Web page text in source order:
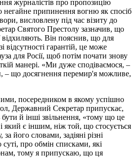
журналістів про пропозицію
негайне припинення вогню як спосіб
висловлену під час візиту до
Святого Престолу зазначив, що
відхиляють. Він пояснив, що для
відсутності гарантій, це може
для Росії, щоб потім почати знову
манері. «Ми дуже сподіваємося, –
– що досягнення перемир'я можливе,
посередником в якому успішно
Державний Секретар припускає,
й інші звільнення, «тому що це
який є іншим, ніж той, що стосується
його словами, задіяні різні
про обмін списками, які
тому я припускаю, що ця